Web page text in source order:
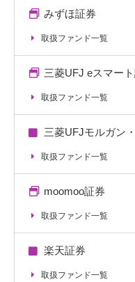
みずほ証券
取扱ファンド一覧
三菱UFJ eスマー
取扱ファンド一覧
三菱UFJモルガン
取扱ファンド一覧
moomoo証券
取扱ファンド一覧
楽天証券
取扱ファンド一覧